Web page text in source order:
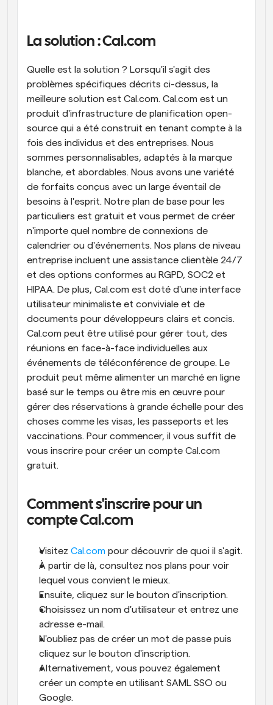
La solution : Cal.com
Quelle est la solution ? Lorsqu'il s'agit des
problèmes spécifiques décrits ci-dessus, la
meilleure solution est Cal.com. Cal.com est un
produit d'infrastructure de planification open-
source qui a été construit en tenant compte à la
fois des individus et des entreprises. Nous
sommes personnalisables, adaptés à la marque
blanche, et abordables. Nous avons une variété
de forfaits conçus avec un large éventail de
besoins à l'esprit. Notre plan de base pour les
particuliers est gratuit et vous permet de créer
n'importe quel nombre de connexions de
calendrier ou d'événements. Nos plans de niveau
entreprise incluent une assistance clientèle 24/7
et des options conformes au RGPD, SOC2 et
HIPAA. De plus, Cal.com est doté d'une interface
utilisateur minimaliste et conviviale et de
documents pour développeurs clairs et concis.
Cal.com peut être utilisé pour gérer tout, des
réunions en face-à-face individuelles aux
événements de téléconférence de groupe. Le
produit peut même alimenter un marché en ligne
basé sur le temps ou être mis en œuvre pour
gérer des réservations à grande échelle pour des
choses comme les visas, les passeports et les
vaccinations. Pour commencer, il vous suffit de
vous inscrire pour créer un compte Cal.com
gratuit.
Comment s'inscrire pour un
compte Cal.com
Visitez Cal.com pour découvrir de quoi il s'agit.
À partir de là, consultez nos plans pour voir
lequel vous convient le mieux.
Ensuite, cliquez sur le bouton d'inscription.
Choisissez un nom d'utilisateur et entrez une
adresse e-mail.
N'oubliez pas de créer un mot de passe puis
cliquez sur le bouton d'inscription.
Alternativement, vous pouvez également
créer un compte en utilisant SAML SSO ou
Google.